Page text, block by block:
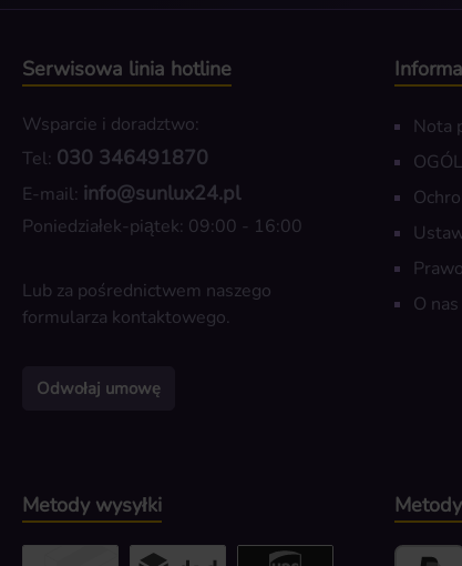
Serwisowa linia hotline
Wsparcie i doradztwo:
Tel: 030 346491870
E-mail: info@sunlux24.pl
Poniedziałek-piątek: 09:00 - 16:00
Lub za pośrednictwem naszego
formularza kontaktowego.
Odwołaj umowę
Nota
O nas
Metody wysyłki